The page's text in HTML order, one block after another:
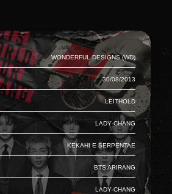
Wonderful Designs (WD)
30/08/2013
Leithold
Lady-Chang
Kekahi e Serpentae
BTS Arirang
Lady-Chang